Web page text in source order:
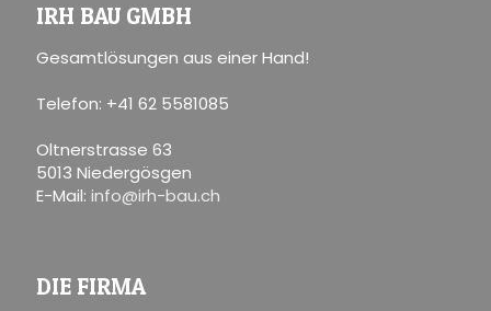
IRH BAU GMBH
Gesamtlösungen aus einer Hand!
Telefon: +41 62 5581085
Oltnerstrasse 63
5013 Niedergösgen
E-Mail: info@irh-bau.ch
DIE FIRMA